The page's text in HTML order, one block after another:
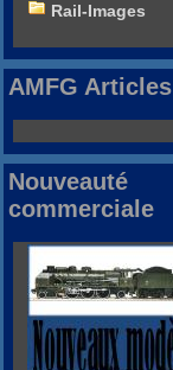
Rail-Images
AMFG Articles
Nouveauté
commerciale